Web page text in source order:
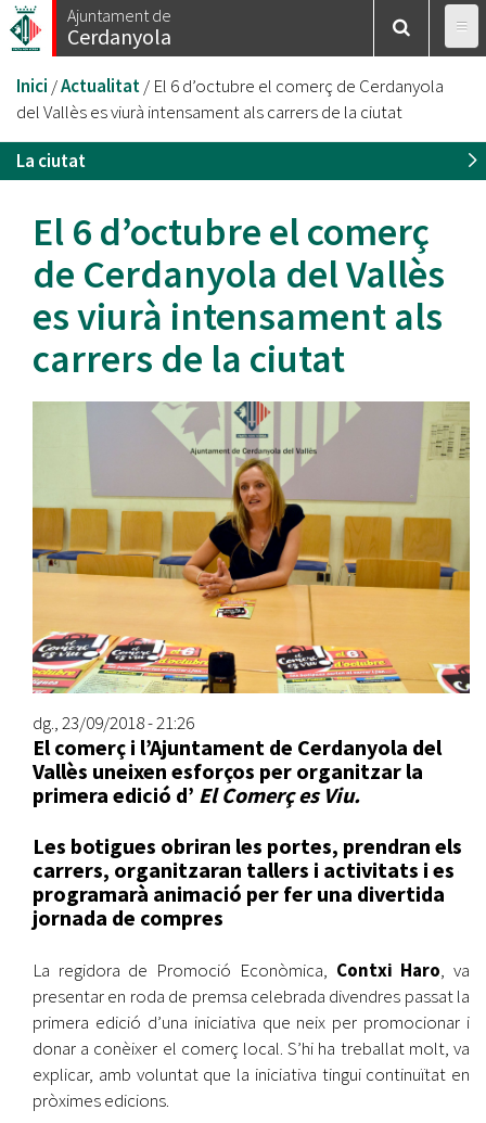
Vés
al
Ajuntament de
Cerdanyola
Esteu
aquí
Inici /Actualitat/ El 6 d’octubre el comerç de Cerdanyola
del Vallès es viurà intensament als carrers de la ciutat
La ciutat
El 6 d’octubre el comerç
de Cerdanyola del Vallès
es viurà intensament als
carrers de la ciutat
dg., 23/09/2018 - 21:26
El comerç i l’Ajuntament de Cerdanyola del
Vallès uneixen esforços per organitzar la
primera edició d’ El Comerç es Viu.
Les botigues obriran les portes, prendran els
carrers, organitzaran tallers i activitats i es
programarà animació per fer una divertida
jornada de compres
La regidora de Promoció Econòmica, Contxi Haro, va
presentar en roda de premsa celebrada divendres passat la
primera edició d’una iniciativa que neix per promocionar i
donar a conèixer el comerç local. S’hi ha treballat molt, va
explicar, amb voluntat que la iniciativa tingui continuïtat en
pròximes edicions.